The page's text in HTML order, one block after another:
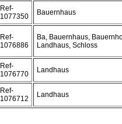
Ref-
1077350
Bauernhaus
Ref-
1076886
Ba, Bauernhaus,
Landhaus, Schloss
Ref-
1076770
Landhaus
Ref-
1076712
Landhaus